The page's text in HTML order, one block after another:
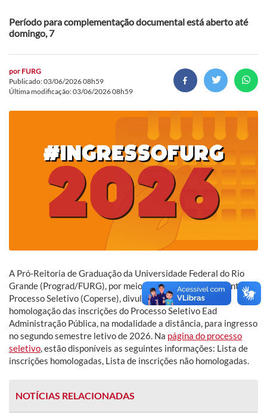
Período para complementação documental está aberto até
domingo, 7
por FURG
Publicado: 03/06/2026 08h59
Última modificação: 03/06/2026 08h59
A Pró-Reitoria de Graduação da Universidade Federal do Rio
Grande (Prograd/FURG), por meio da Comissão Permanente do
Processo Seletivo (Coperse), divulga a lista preliminar de
homologação das inscrições do Processo Seletivo Ead
Administração Pública, na modalidade a distância, para ingresso
no segundo semestre letivo de 2026. Na página do processo
seletivo, estão disponíveis as seguintes informações: Lista de
inscrições homologadas, Lista de inscrições não homologadas.
NOTÍCIAS RELACIONADAS